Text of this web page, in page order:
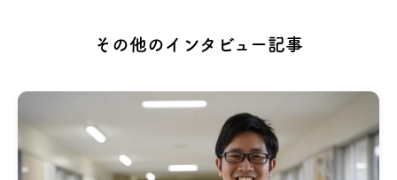
その他のインタビュー記事